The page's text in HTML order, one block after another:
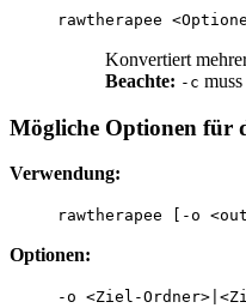
rawtherapee
Konvertiert
Beachte: -c
Mögliche Optionen für
Verwendung:
rawtherapee [-o
Optionen:
-o <Ziel-